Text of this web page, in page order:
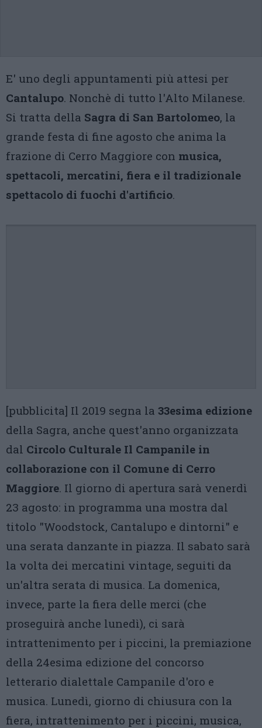
E' uno degli appuntamenti più attesi per
Cantalupo. Nonchè di tutto l'Alto Milanese.
Si tratta della Sagra di San Bartolomeo, la
grande festa di fine agosto che anima la
frazione di Cerro Maggiore con musica,
spettacoli, mercatini, fiera e il tradizionale
spettacolo di fuochi d'artificio.
[pubblicita] Il 2019 segna la 33esima edizione
della Sagra, anche quest'anno organizzata
dal Circolo Culturale Il Campanile in
collaborazione con il Comune di Cerro
Maggiore. Il giorno di apertura sarà venerdì
23 agosto: in programma una mostra dal
titolo "Woodstock, Cantalupo e dintorni" e
una serata danzante in piazza. Il sabato sarà
la volta dei mercatini vintage, seguiti da
un'altra serata di musica. La domenica,
invece, parte la fiera delle merci (che
proseguirà anche lunedì), ci sarà
intrattenimento per i piccini, la premiazione
della 24esima edizione del concorso
letterario dialettale Campanile d'oro e
musica. Lunedì, giorno di chiusura con la
fiera, intrattenimento per i piccini, musica,